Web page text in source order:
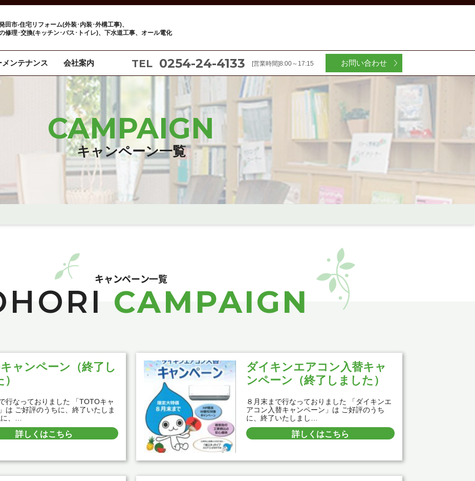
田市-住宅リフォーム(外装･内装･外構工事)、
修理･交換(キッチン･バス･トイレ)、下水道工事、オール電化
ンテナンス 会社案内 TEL 0254-24-4133 [営業時間]8:00～17:15 お問い合わせ
CAMPAIGN
キャンペーン一覧
キャンペーン一覧
CAMPAIGN
ャンペーン（終了し
行なっておりました 「TOTOキャ
は ご好評のうちに、終了いたしま
、…
ダイキンエアコン入替キャ
ンペーン（終了しました）
８月末まで行なっておりました 「ダイキンエ
アコン入替キャンペーン」は ご好評のうち
に、終了いたしまし…